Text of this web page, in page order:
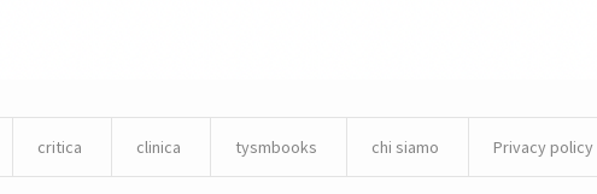
critica clinica tysmbooks chi siamo Privacy policy